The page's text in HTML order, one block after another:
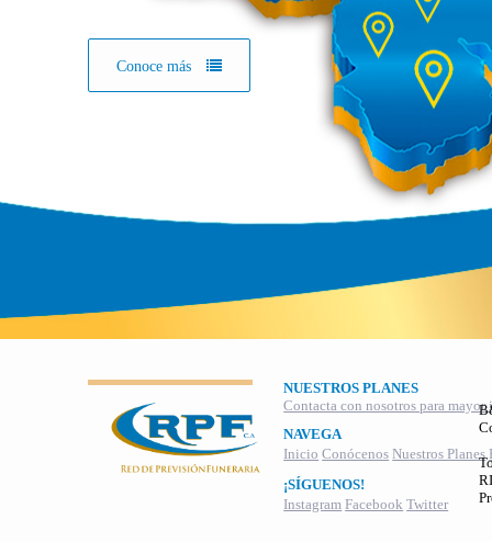
Conoce más
NUESTROS PLANES
Contacta con nosotros para
NAVEGA
Inicio Conócenos Nuestros Planes
¡SÍGUENOS!
Instagram Facebook Twitter